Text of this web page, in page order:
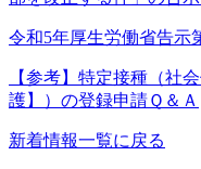
令和5年厚生労働省告示
【参考】特定接種（社
護】）の登録申請Ｑ＆Ａ
新着情報一覧に戻る